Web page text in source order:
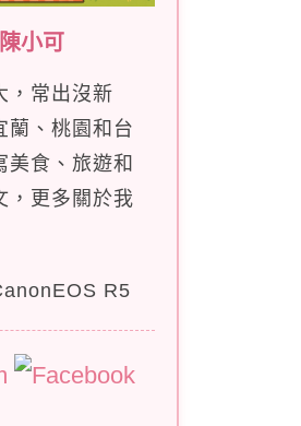
小可
，常出沒新
蘭、桃園和台
美食、旅遊和
，更多關於我
R5